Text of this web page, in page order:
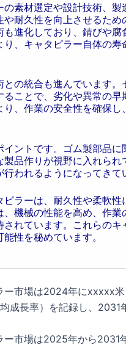
素材選定や設計技術、
耐久性を向上させるため
進化しており、錆びや
、キャタピラー自体の
の統合も進んでいます
ことで、劣化や異常の
、作業の安全性を確保
ントです。ゴム製部品
品作りが視野に入れら
われるようになってきて
ラーは、耐久性や柔軟
機械の性能を高め、作
れています。これらの
性を秘めています。
ー市場は2024年にxxxxx
成長率）を記録し、
ー市場は2025年から